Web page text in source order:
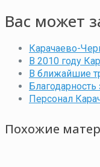
Вас может
Карачаево-
В 2010 году
В ближайшие
Персонал
Похожие